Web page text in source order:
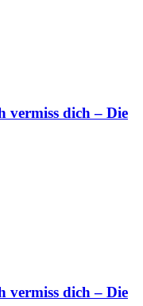
vermiss dich – Die
vermiss dich – Die